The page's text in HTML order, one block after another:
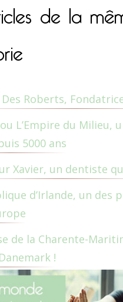
de la
Roberts,
L’Empire du Milieu,
5000 ans
Xavier, un dentiste
d’Irlande, un des
de la Charente-
!